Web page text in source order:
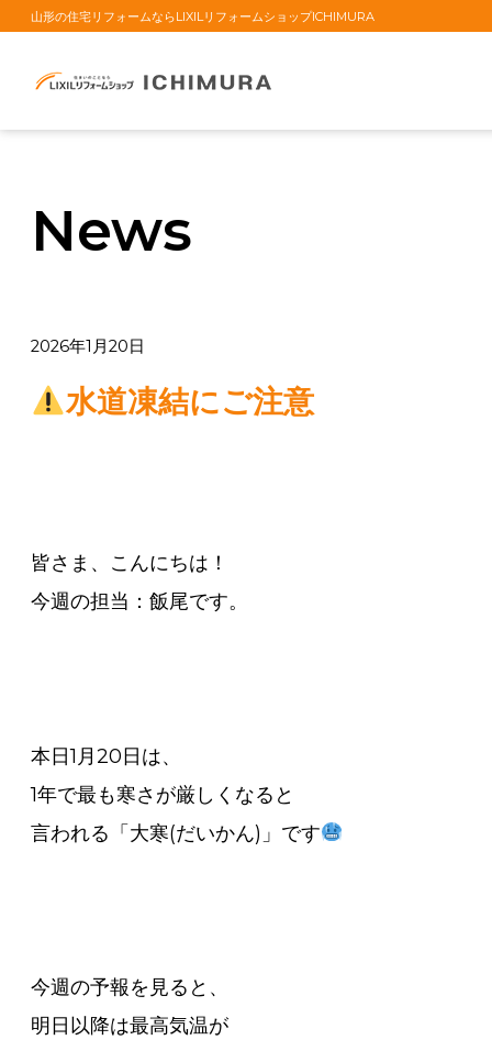
山形の住宅リフォームならLIXILリフォームショップICHIMURA
News
2026年1月20日
水道凍結にご注意
皆さま、こんにちは！
今週の担当：飯尾です。
本日1月20日は、
1年で最も寒さが厳しくなると
言われる「大寒(だいかん)」です
今週の予報を見ると、
明日以降は最高気温が